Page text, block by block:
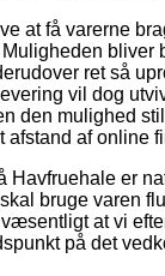
at få varerne
bliver
ret så
vil dog
den mulighed
afstand af online
Havfruehale er
bruge varen
at vi
på det